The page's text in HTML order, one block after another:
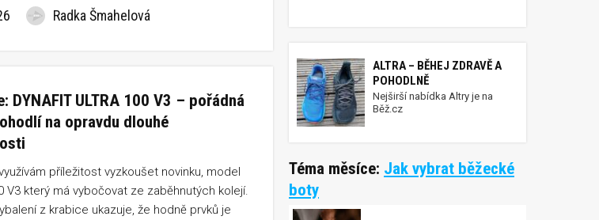
oblečení vyčnívá a vypadáš v něm
Radka Šmahelová
DYNAFIT ULTRA 100 V3 – pořádná
na opravdu dlouhé
příležitost vyzkoušet novinku, model
V3 který má vybočovat ze zaběhnutých kolejí.
z krabice ukazuje, že hodně prvků je
ALTRA – BĚHEJ ZDRAVĚ A
POHODLNĚ
Nejširší nabídka Altry je na
Běž.cz
Téma měsíce: Jak vybrat běžecké
boty